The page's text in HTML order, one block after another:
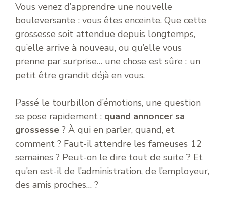
Vous venez d’apprendre une nouvelle
bouleversante : vous êtes enceinte. Que cette
grossesse soit attendue depuis longtemps,
qu’elle arrive à nouveau, ou qu’elle vous
prenne par surprise… une chose est sûre : un
petit être grandit déjà en vous.
Passé le tourbillon d’émotions, une question
se pose rapidement : quand annoncer sa
grossesse ? À qui en parler, quand, et
comment ? Faut-il attendre les fameuses 12
semaines ? Peut-on le dire tout de suite ? Et
qu’en est-il de l’administration, de l’employeur,
des amis proches… ?